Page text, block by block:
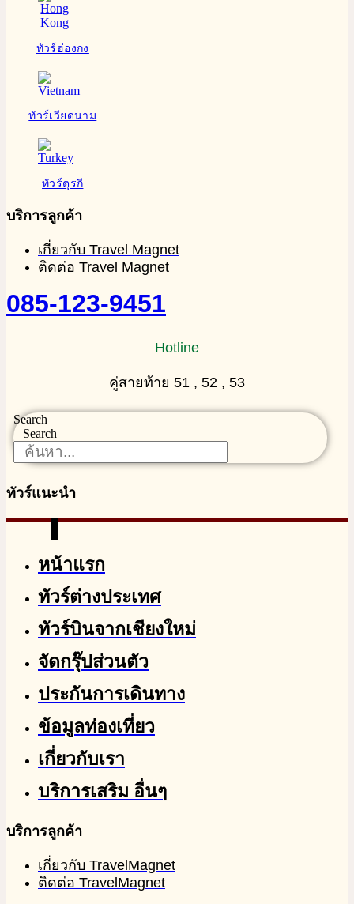
ทัวร์ฮ่องกง
ทัวร์เวียดนาม
ทัวร์ตุรกี
บริการลูกค้า
เกี่ยวกับ Travel Magnet
ติดต่อ Travel Magnet
085-123-9451
Hotline
คู่สายท้าย 51 , 52 , 53
Search
Search
ทัวร์แนะนำ
หน้าแรก
ทัวร์ต่างประเทศ
ทัวร์บินจากเชียงใหม่
จัดกรุ๊ปส่วนตัว
ประกันการเดินทาง
ข้อมูลท่องเที่ยว
เกี่ยวกับเรา
บริการเสริม อื่นๆ
บริการลูกค้า
เกี่ยวกับ TravelMagnet
ติดต่อ TravelMagnet